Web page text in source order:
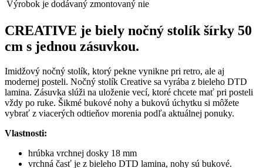
Výrobok je dodávaný zmontovaný nie
CREATIVE je biely nočný stolík šírky 50
cm s jednou zásuvkou.
Imidžový nočný stolík, ktorý pekne vynikne pri retro, ale aj
modernej posteli. Nočný stolík Creative sa vyrába z bieleho DTD
lamina. Zásuvka slúži na uloženie vecí, ktoré chcete mať pri posteli
vždy po ruke. Šikmé bukové nohy a bukovú úchytku si môžete
vybrať z viacerých odtieňov morenia podľa aktuálnej ponuky.
Vlastnosti:
hrúbka vrchnej dosky 18 mm
vrchná časť je z bieleho DTD lamina, nohy sú bukové.